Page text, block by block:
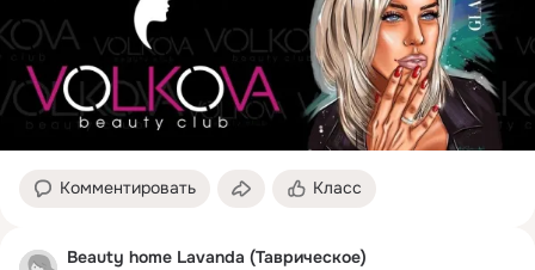
Комментировать Класс
Beauty home Lavanda (Таврическое)